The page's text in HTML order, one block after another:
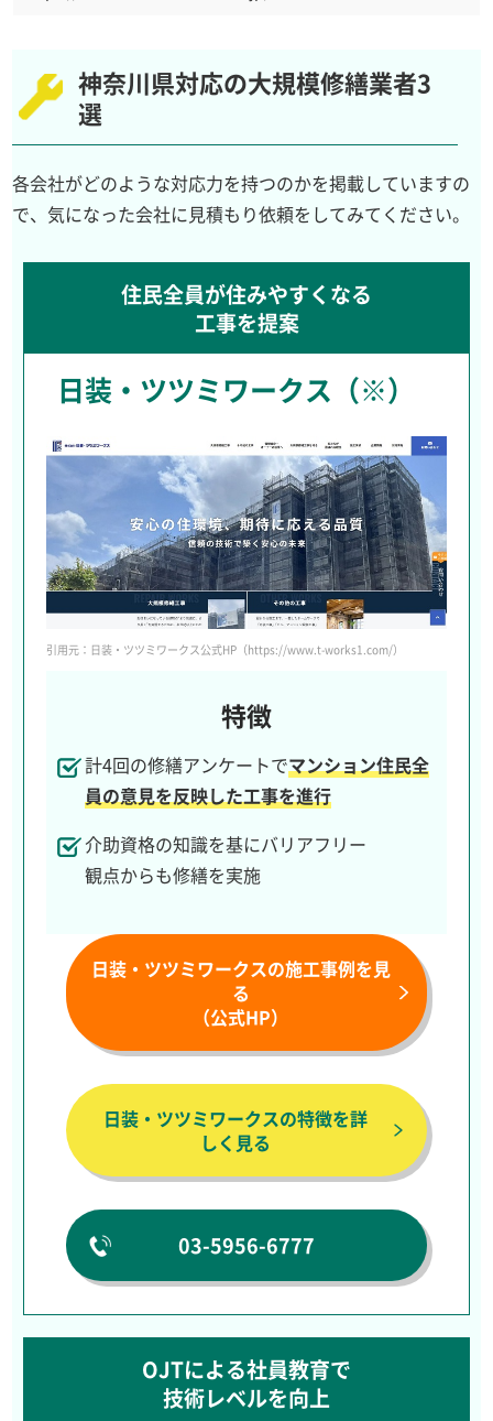
神奈川県対応の大規模修繕業者3
選
各会社がどのような対応力を持つのかを掲載していますの
で、気になった会社に見積もり依頼をしてみてください。
住民全員が住みやすくなる
工事を提案
日装・ツツミワークス（※）
引用元：日装・ツツミワークス公式HP（https://www.t-works1.com/）
特徴
計4回の修繕アンケートでマンション住民全
員の意見を反映した工事を進行
介助資格の知識を基にバリアフリー
観点からも修繕を実施
日装・ツツミワークスの施工事例を見
る
（公式HP）
日装・ツツミワークスの特徴を詳
しく見る
03-5956-6777
OJTによる社員教育で
技術レベルを向上